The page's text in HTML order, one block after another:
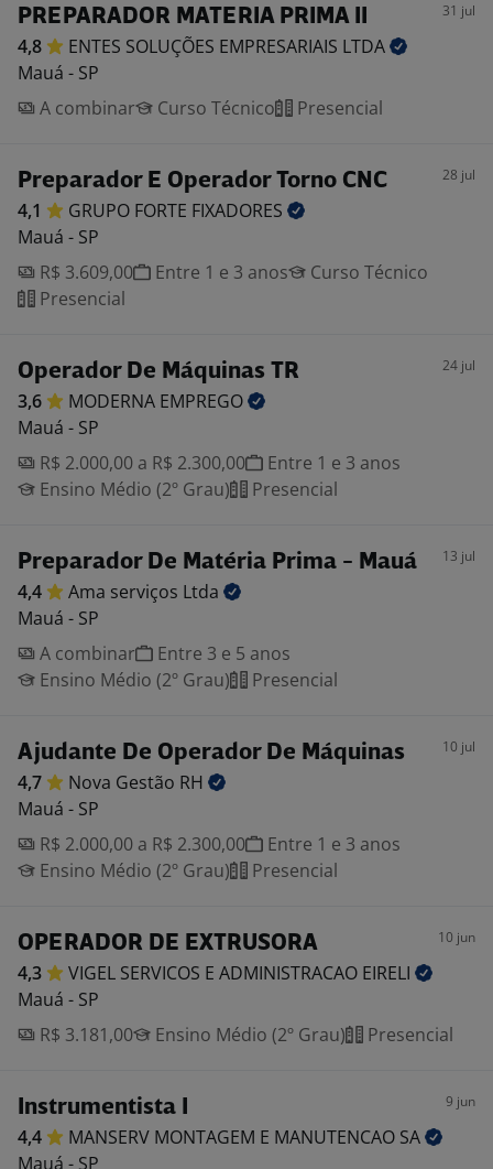
PREPARADOR MATERIA PRIMA II 31 jul
4,8 ENTES SOLUÇÕES EMPRESARIAIS LTDA
Mauá - SP
A combinar
Curso Técnico Presencial
Preparador E Operador Torno CNC 28 jul
4,1 GRUPO FORTE FIXADORES
Mauá - SP
R$ 3.609,00
Entre 1 e 3 anos
Curso Técnico
Presencial
Operador De Máquinas TR 24 jul
3,6 MODERNA EMPREGO
Mauá - SP
R$ 2.000,00 a R$ 2.300,00
Entre 1 e 3 anos
Ensino Médio (2º Grau)
Presencial
Preparador De Matéria Prima - Mauá 13 jul
4,4 Ama serviços Ltda
Mauá - SP
A combinar
Entre 3 e 5 anos
Ensino Médio (2º Grau)
Presencial
Ajudante De Operador De Máquinas 10 jul
4,7 Nova Gestão RH
Mauá - SP
R$ 2.000,00 a R$ 2.300,00
Entre 1 e 3 anos
Ensino Médio (2º Grau)
Presencial
OPERADOR DE EXTRUSORA 10 jun
4,3 VIGEL SERVICOS E ADMINISTRACAO EIRELI
Mauá - SP
R$ 3.181,00
Ensino Médio (2º Grau) Presencial
Instrumentista I 9 jun
4,4 MANSERV MONTAGEM E MANUTENCAO SA
Mauá - SP